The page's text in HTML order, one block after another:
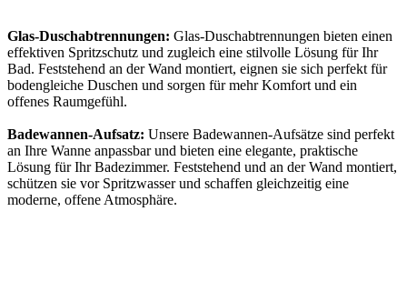
Glas-Duschabtrennungen: Glas-Duschabtrennungen bieten einen
effektiven Spritzschutz und zugleich eine stilvolle Lösung für Ihr
Bad. Feststehend an der Wand montiert, eignen sie sich perfekt für
bodengleiche Duschen und sorgen für mehr Komfort und ein
offenes Raumgefühl.
Badewannen-Aufsatz: Unsere Badewannen-Aufsätze sind perfekt
an Ihre Wanne anpassbar und bieten eine elegante, praktische
Lösung für Ihr Badezimmer. Feststehend und an der Wand montiert,
schützen sie vor Spritzwasser und schaffen gleichzeitig eine
moderne, offene Atmosphäre.